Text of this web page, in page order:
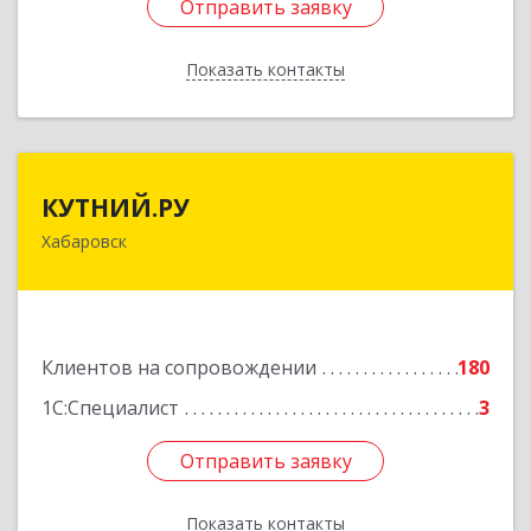
Отправить заявку
Показать контакты
Отправить заявку
Назад
КУТНИЙ.РУ
Хабаровск
Клиентов на сопровождении
180
1С:Специалист
3
Отправить заявку
Показать контакты
680007, Хабаровский край, Хабаровск г,
Отправить заявку
Назад